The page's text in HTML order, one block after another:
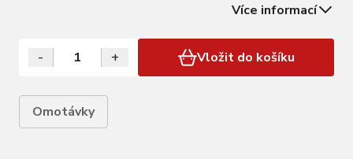
Více informací
- + Vložit do košíku
Omotávky